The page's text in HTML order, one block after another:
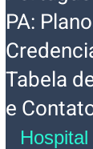
PA:
Tabela
e